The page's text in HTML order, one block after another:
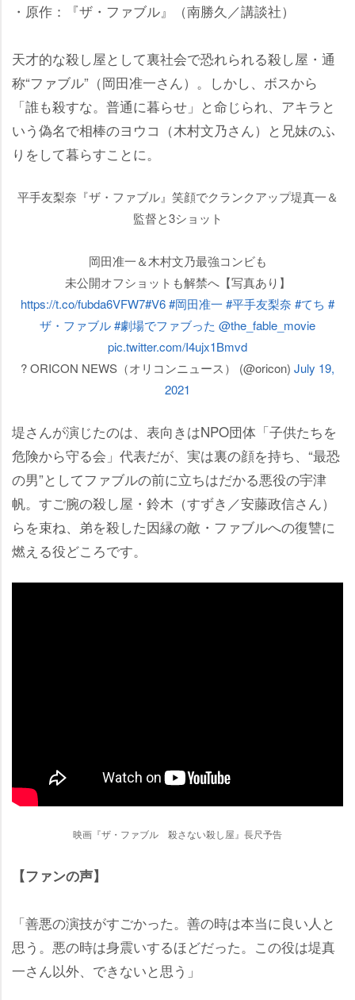
・原作：『ザ・ファブル』（南勝久／講談社）
天才的な殺し屋として裏社会で恐れられる殺し屋・通
称“ファブル”（岡田准一さん）。しかし、ボスから
「誰も殺すな。普通に暮らせ」と命じられ、アキラと
いう偽名で相棒のヨウコ（木村文乃さん）と兄妹のふ
りをして暮らすことに。
平手友梨奈『ザ・ファブル』笑顔でクランクアップ堤真一＆
監督と3ショット
岡田准一＆木村文乃最強コンビも
未公開オフショットも解禁へ【写真あり】
https://t.co/fubda6VFW7#V6#岡田准一 #平手友梨奈 #てち #
ザ・ファブル#劇場でファブった @the_fable_movie
pic.twitter.com/I4ujx1Bmvd
? ORICON NEWS（オリコンニュース） (@oricon) July 19,
2021
堤さんが演じたのは、表向きはNPO団体「子供たちを
危険から守る会」代表だが、実は裏の顔を持ち、“最恐
の男”としてファブルの前に立ちはだかる悪役の宇津
帆。すご腕の殺し屋・鈴木（すずき／安藤政信さん）
らを束ね、弟を殺した因縁の敵・ファブルへの復讐に
燃える役どころです。
映画『ザ・ファブル 殺さない殺し屋』長尺予告
【ファンの声】
「善悪の演技がすごかった。善の時は本当に良い人と
思う。悪の時は身震いするほどだった。この役は堤真
一さん以外、できないと思う」